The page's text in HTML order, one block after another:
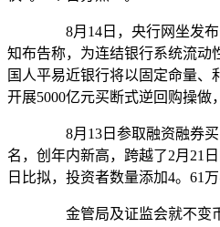
8月14日，央行网坐发布
知布告称，为连结银行系统流动
国人平易近银行将以固定命量、
开展5000亿元买断式逆回购操做
8月13日参取融资融券买
名，创年内新高，跨越了2月21
日比拟，投资者数量添加4。61
金管局及证监会就不变